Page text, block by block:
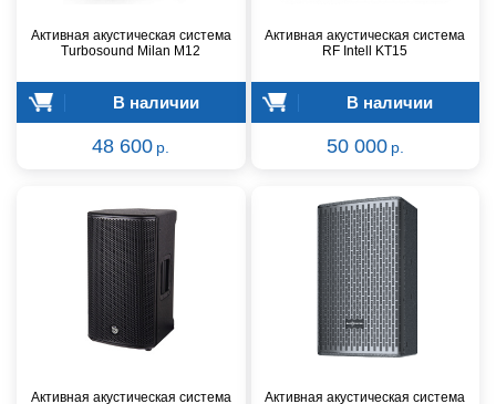
Активная акустическая система
Turbosound Milan M12
В наличии
48 600 р.
Активная акустическая система
RF Intell KT15
В наличии
50 000 р.
Активная акустическая система Активная акустическая система